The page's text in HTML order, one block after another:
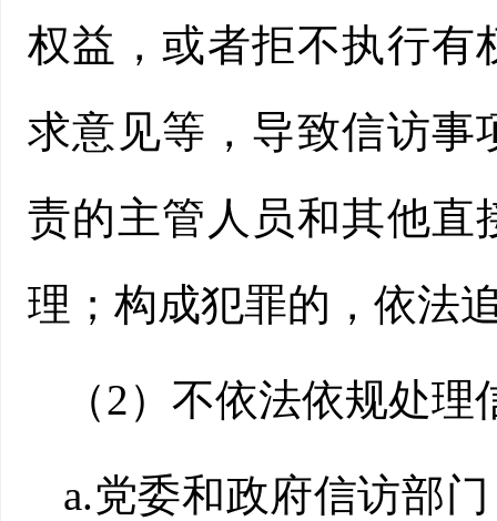
权益，或者拒不执行有
求意见等，导致信访事
责的主管人员和其他直
理；构成犯罪的，依法
（2）不依法依规处
a.党委和政府信访部